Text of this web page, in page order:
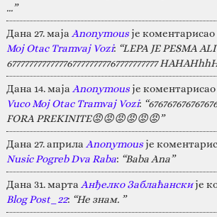
…”
Дана 27. маја Anonymousје коментарисао
Moj Otac Tramvaj Vozi: “LEPA JE PESMA
67777777777777677777777767777777777
Дана 14. маја Anonymousје коментарисао
Vuco Moj Otac Tramvaj Vozi:
FORA PREKINITE😡😡😡😡😡😡”
Дана 27. априла Anonymousје
Nusic Pogreb Dva Raba: “Baba Ana”
Дана 31. марта Анђелко Заблаћанскије
Blog Post_22: “Не знам. ”